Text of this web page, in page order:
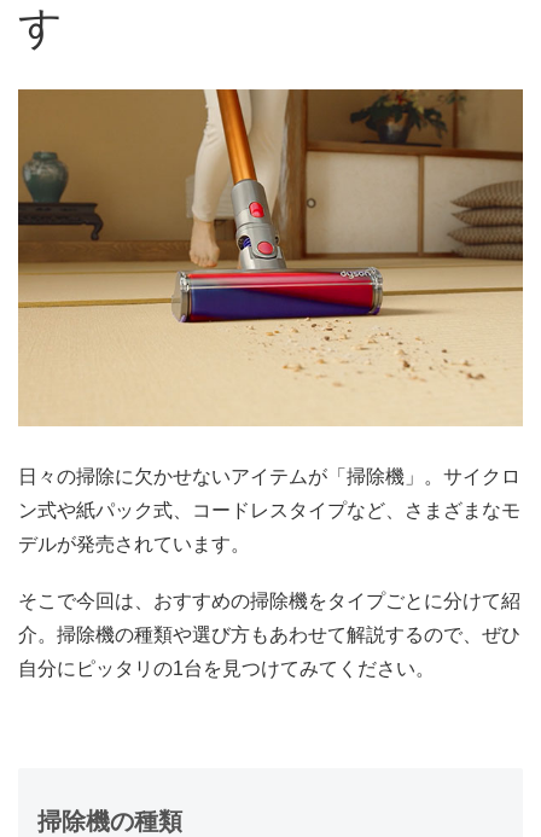
す
日々の掃除に欠かせないアイテムが「掃除機」。サイクロ
ン式や紙パック式、コードレスタイプなど、さまざまなモ
デルが発売されています。
そこで今回は、おすすめの掃除機をタイプごとに分けて紹
介。掃除機の種類や選び方もあわせて解説するので、ぜひ
自分にピッタリの1台を見つけてみてください。
掃除機の種類